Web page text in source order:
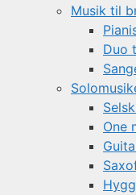
Musik til
Duo
One